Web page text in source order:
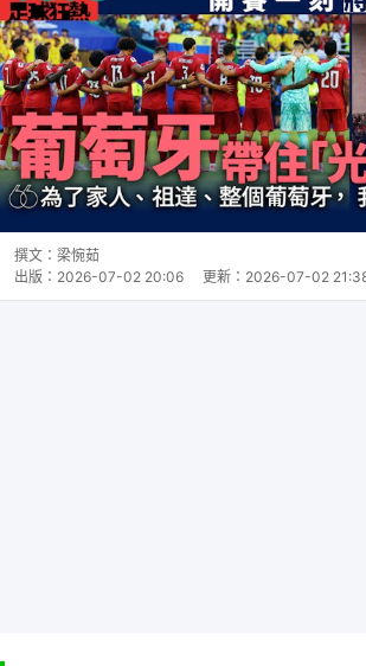
撰文： 梁惋茹
出版： 2026-07-02 20:06 更新： 2026-07-02